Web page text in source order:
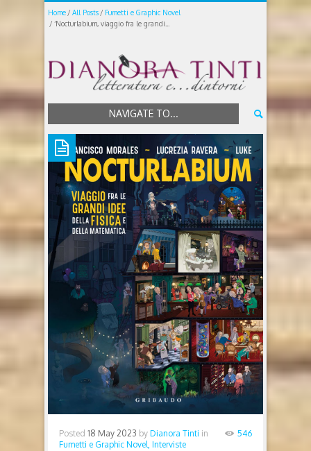
Home All Posts
Fumetti e Graphic Novel
‘Nocturlabium, viaggio fra le grandi...
NAVIGATE TO...
Posted 18 May 2023 by Dianora Tinti in
Fumetti e Graphic Novel, Interviste
546